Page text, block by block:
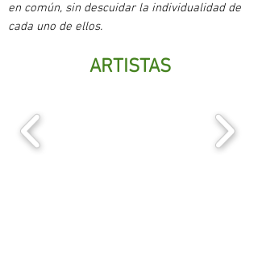
en común, sin descuidar la individualidad de
cada uno de ellos.
ARTISTAS